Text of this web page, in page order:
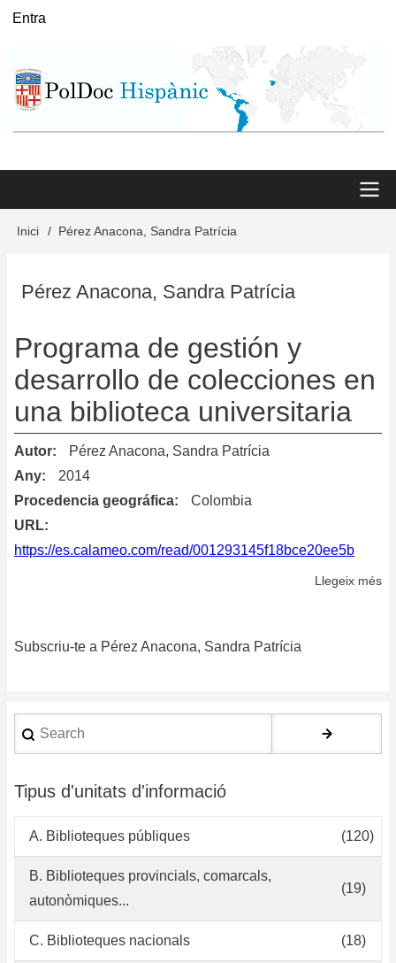
Vés
User
Entra
Main
Inici Pérez Anacona, Sandra Patrícia
Pérez Anacona, Sandra Patrícia
Programa de gestión y
desarrollo de colecciones en
una biblioteca universitaria
Autor
Pérez Anacona, Sandra Patrícia
Any
2014
Procedencia geográfica
Colombia
URL
https://es.calameo.com/read/001293145f18bce20ee5b
Llegeix més
Subscriu-te a Pérez Anacona, Sandra Patrícia
Search
Tipus d'unitats d'informació
A. Biblioteques públiques (120)
B. Biblioteques provincials, comarcals,
autonòmiques...
(19)
C. Biblioteques nacionals (18)